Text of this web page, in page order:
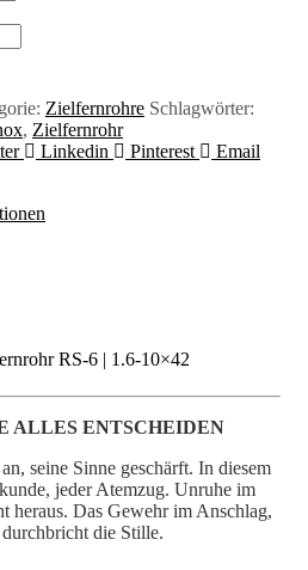
Zielfernrohre Schlagwörter:
, Zielfernrohr
Linkedin Pinterest
Email
RS-6 | 1.6-10×42
ALLES ENTSCHEIDEN
seine Sinne geschärft. In diesem
jeder Atemzug. Unruhe im
heraus. Das Gewehr im Anschlag,
durchbricht die Stille.